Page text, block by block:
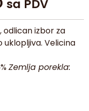
sa PDV
odlican izbor za
uklopljiva. Velicina
Zemlja porekla: